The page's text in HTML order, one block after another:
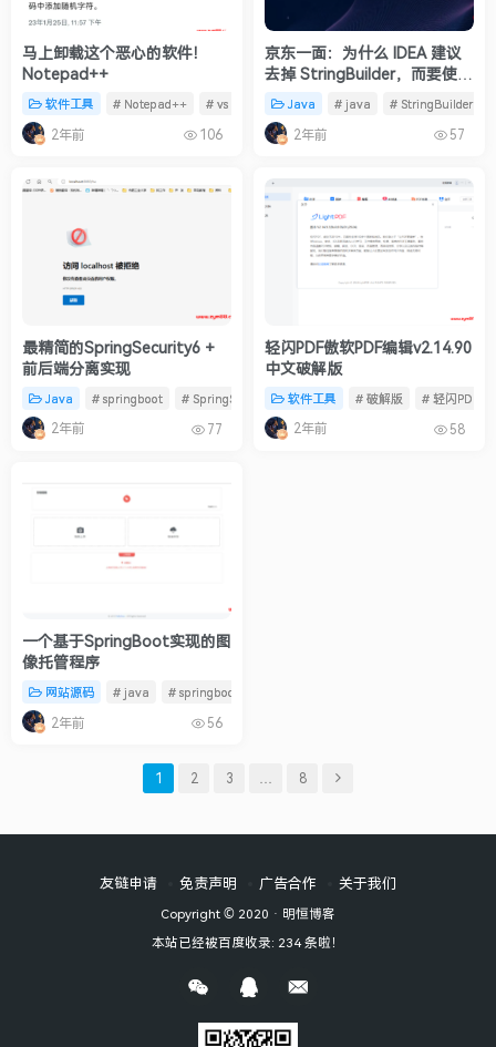
马上卸载这个恶心的软件！
Notepad++
软件工具 # Notepad++ # vs code # Notepad--
2年前 106
京东一面：为什么 IDEA 建议
去掉 StringBuilder，而要使用
“+” 拼接字符串？
Java # java # StringBuilder
2年前 57
最精简的SpringSecurity6 +
前后端分离实现
Java # springboot # SpringSecurity # jwt
2年前 77
轻闪PDF傲软PDF编辑v2.14.90
中文破解版
软件工具 # 破解版 # 轻闪PDF
2年前 58
一个基于SpringBoot实现的图
像托管程序
网站源码 # java # springboot
2年前 56
1 2 3 … 8
友链申请 免责声明 广告合作 关于我们
Copyright © 2020 · 明恒博客
本站已经被百度收录: 234 条啦！